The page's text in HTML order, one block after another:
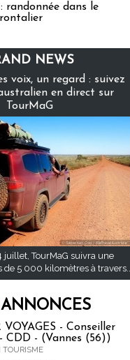
randonnée dans le
NEWS
voix, un regard : suivez
en direct sur
TourMaG
juillet, TourMaG suivra une
5 000 kilomètres à travers...
ANNONCES
VOYAGES - Conseiller
CDD - (Vannes (56))
TOURISME